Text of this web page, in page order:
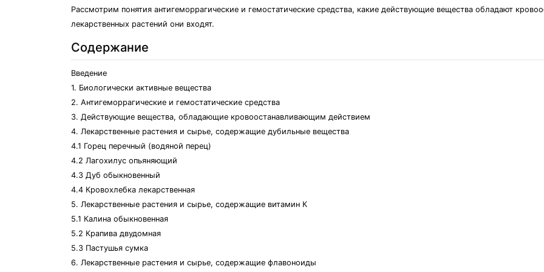
Рассмотрим понятия антигеморрагические и гемостатические средства, какие действующие вещества обладают
лекарственных растений они входят.
Содержание
Введение
1. Биологически активные вещества
2. Антигеморрагические и гемостатические средства
3. Действующие вещества, обладающие кровоостанавливающим действием
4. Лекарственные растения и сырье, содержащие дубильные вещества
4.1 Горец перечный (водяной перец)
4.2 Лагохилус опьяняющий
4.3 Дуб обыкновенный
4.4 Кровохлебка лекарственная
5. Лекарственные растения и сырье, содержащие витамин К
5.1 Калина обыкновенная
5.2 Крапива двудомная
5.3 Пастушья сумка
6. Лекарственные растения и сырье, содержащие флавоноиды